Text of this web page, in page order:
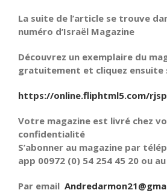
La suite de l’article se trouve
numéro d’Israël Magazine
Découvrez un exemplaire du
gratuitement et cliquez
https://online.fliphtml5.com/
Votre magazine est livré chez
confidentialité
S’abonner au magazine par
app 00972 (0) 54 254 45 20 ou
Par email